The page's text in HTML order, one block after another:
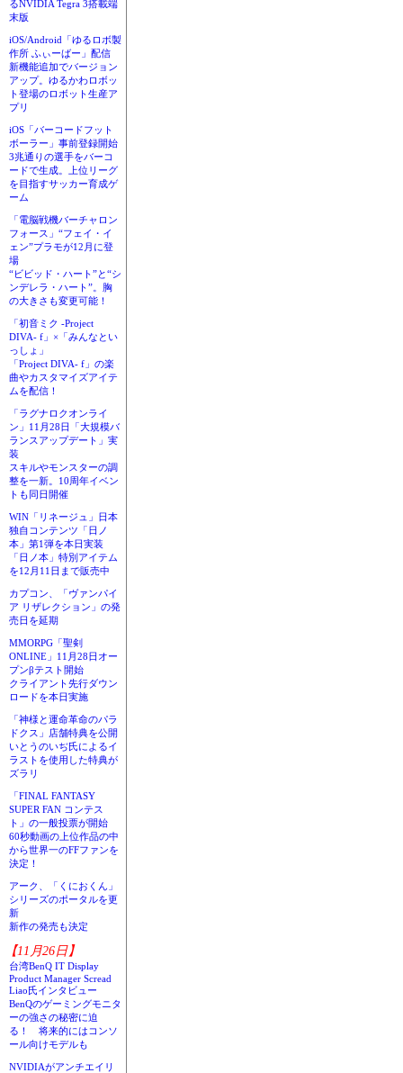
るNVIDIA Tegra 3搭載端
末版
iOS/Android「ゆるロボ製
作所 ふぃーばー」配信
新機能追加でバージョン
アップ。ゆるかわロボッ
ト登場のロボット生産ア
プリ
iOS「バーコードフット
ボーラー」事前登録開始
3兆通りの選手をバーコ
ードで生成。上位リーグ
を目指すサッカー育成ゲ
ーム
「電脳戦機バーチャロン
フォース」“フェイ・イ
ェン”プラモが12月に登
場
“ビビッド・ハート”と“シ
ンデレラ・ハート”。胸
の大きさも変更可能！
「初音ミク -Project
DIVA- f」×「みんなとい
っしょ」
「Project DIVA- f」の楽
曲やカスタマイズアイテ
ムを配信！
「ラグナロクオンライ
ン」11月28日「大規模バ
ランスアップデート」実
装
スキルやモンスターの調
整を一新。10周年イベン
トも同日開催
WIN「リネージュ」日本
独自コンテンツ「日ノ
本」第1弾を本日実装
「日ノ本」特別アイテム
を12月11日まで販売中
カプコン、「ヴァンパイ
ア リザレクション」の発
売日を延期
MMORPG「聖剣
ONLINE」11月28日オー
プンβテスト開始
クライアント先行ダウン
ロードを本日実施
「神様と運命革命のパラ
ドクス」店舗特典を公開
いとうのいぢ氏によるイ
ラストを使用した特典が
ズラリ
「FINAL FANTASY
SUPER FAN コンテス
ト」の一般投票が開始
60秒動画の上位作品の中
から世界一のFFファンを
決定！
アーク、「くにおくん」
シリーズのポータルを更
新
新作の発売も決定
【11月26日】
台湾BenQ IT Display
Product Manager Scread
Liao氏インタビュー
BenQのゲーミングモニタ
ーの強さの秘密に迫
る！ 将来的にはコンソ
ール向けモデルも
NVIDIAがアンチエイリ